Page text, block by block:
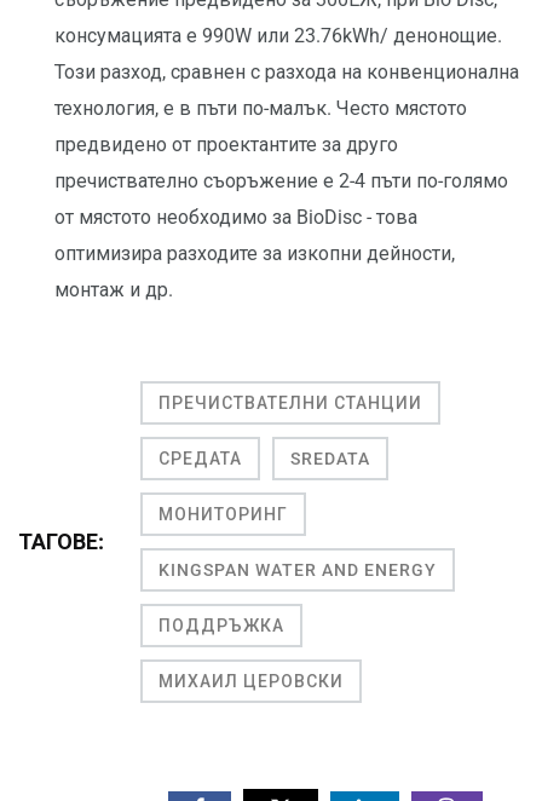
консумацията е 990W или 23.76kWh/ денонощие.
Този разход, сравнен с разхода на конвенционална
технология, е в пъти по-малък. Често мястото
предвидено от проектантите за друго
пречиствателно съоръжение е 2-4 пъти по-голямо
от мястото необходимо за BioDisc - това
оптимизира разходите за изкопни дейности,
монтаж и др.
ТАГОВЕ:
ПРЕЧИСТВАТЕЛНИ СТАНЦИИ
СРЕДАТА SREDATA
МОНИТОРИНГ
KINGSPAN WATER AND ENERGY
ПОДДРЪЖКА
МИХАИЛ ЦЕРОВСКИ